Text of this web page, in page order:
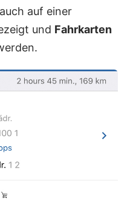
auf einer
und Fahrkarten